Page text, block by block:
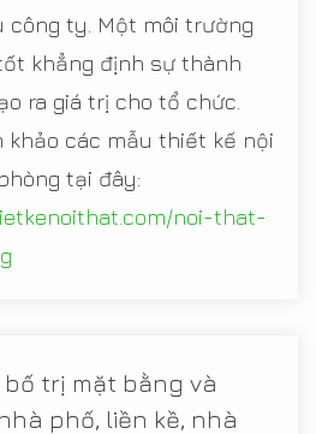
công ty. Một môi trường
khẳng định sự thành
ra giá trị cho tổ chức.
khảo các mẫu thiết kế nội
tại đây:
noi-that-
bố trị mặt bằng và
phố, liền kề, nhà